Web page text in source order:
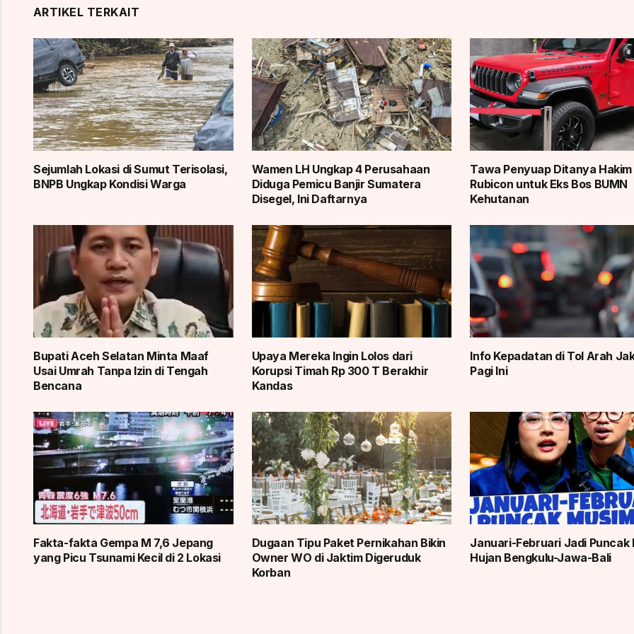
ARTIKEL TERKAIT
Sejumlah Lokasi di Sumut Terisolasi,
BNPB Ungkap Kondisi Warga
Wamen LH Ungkap 4 Perusahaan
Diduga Pemicu Banjir Sumatera
Disegel, Ini Daftarnya
Tawa Penyuap Ditanya
Rubicon untuk Eks Bos BUMN
Kehutanan
Bupati Aceh Selatan Minta Maaf
Usai Umrah Tanpa Izin di Tengah
Bencana
Upaya Mereka Ingin Lolos dari
Korupsi Timah Rp 300 T Berakhir
Kandas
Info Kepadatan di Tol Arah
Pagi Ini
Fakta-fakta Gempa M 7,6 Jepang
yang Picu Tsunami Kecil di 2 Lokasi
Dugaan Tipu Paket Pernikahan Bikin
Owner WO di Jaktim Digeruduk
Korban
Januari-Februari Jadi Puncak
Hujan Bengkulu-Jawa-Bali